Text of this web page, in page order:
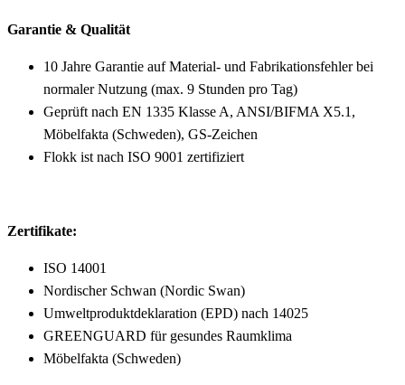
Garantie & Qualität
10 Jahre Garantie auf Material- und Fabrikationsfehler bei
normaler Nutzung (max. 9 Stunden pro Tag)
Geprüft nach EN 1335 Klasse A, ANSI/BIFMA X5.1,
Möbelfakta (Schweden), GS-Zeichen
Flokk ist nach ISO 9001 zertifiziert
Zertifikate:
ISO 14001
Nordischer Schwan (Nordic Swan)
Umweltproduktdeklaration (EPD) nach 14025
GREENGUARD für gesundes Raumklima
Möbelfakta (Schweden)